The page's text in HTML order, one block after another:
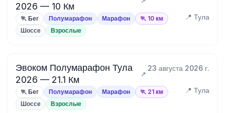
2026 — 10 Км
🏃 Бег Полумарафон Марафон 🏃 10 км 📍 Тула
Шоссе Взрослые
Эвоком Полумарафон Тула
2026 — 21.1 Км
23 августа 2026 г.
🏃 Бег Полумарафон Марафон 🏃 21 км 📍 Тула
Шоссе Взрослые